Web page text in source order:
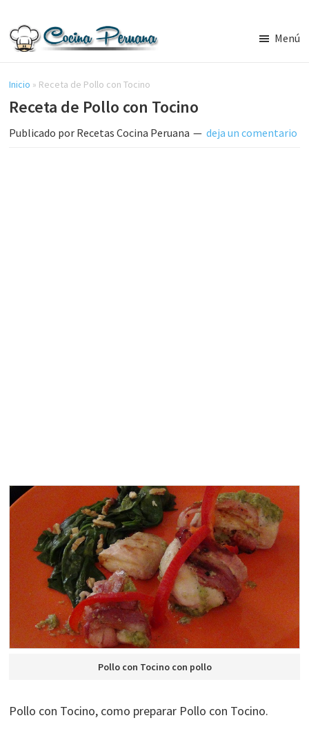
contenido
lateral
principal
Cocina
Peruana,
Recetas
de
Comida
Menú
Inicio » Receta de Pollo con Tocino
Receta de Pollo con Tocino
Publicado por Recetas Cocina Peruana deja un comentario
Pollo con Tocino con pollo
Pollo con Tocino, como preparar Pollo con Tocino.